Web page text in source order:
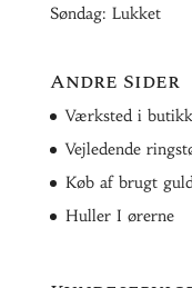
Søndag: Lukket
Andre Sider
Værksted i
Vejledende
Køb af brugt
Huller I ørerne